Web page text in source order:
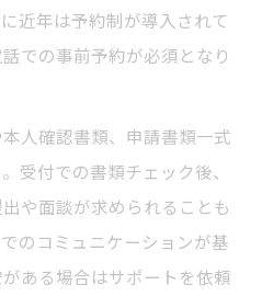
近年は予約制が導入されて
での事前予約が必須となり
人確認書類、申請書類一式
受付での書類チェック後、
や面談が求められることも
のコミュニケーションが基
ある場合はサポートを依頼